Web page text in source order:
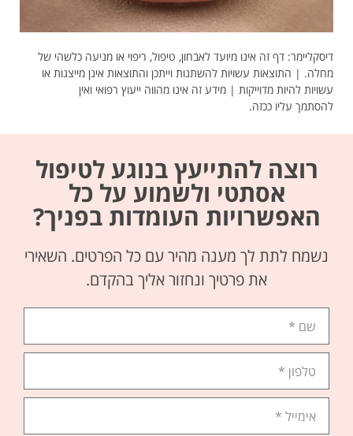
דיסקליימר: דף זה אינו מיועד לאבחון, טיפול, ריפוי או מניעה כלשהי של
מחלה. | התוצאות עשויות להשתנות וייתכן והתוצאות אינן מייצגות או
עשויות להיות מדוייקות | מידע זה אינו מהווה ייעוץ רפואי ואין
להסתמך עליו ככזה.
רוצה להתייעץ בנוגע לטיפול
אסתטי ולשמוע על כל
האפשרויות העומדות בפניך?
נשמח לתת לך מענה מהיר עם כל הפרטים. השאירי
את פרטיך ונחזור אליך בהקדם.